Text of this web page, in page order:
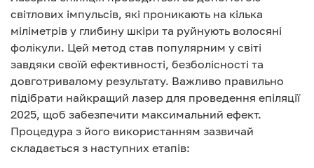
світлових імпульсів, які проникають на кілька
міліметрів у глибину шкіри та руйнують волосяні
фолікули. Цей метод став популярним у світі
завдяки своїй ефективності, безболісності та
довготривалому результату. Важливо правильно
підібрати найкращий лазер для проведення епіляції
2025, щоб забезпечити максимальний ефект.
Процедура з його використанням зазвичай
складається з наступних етапів: